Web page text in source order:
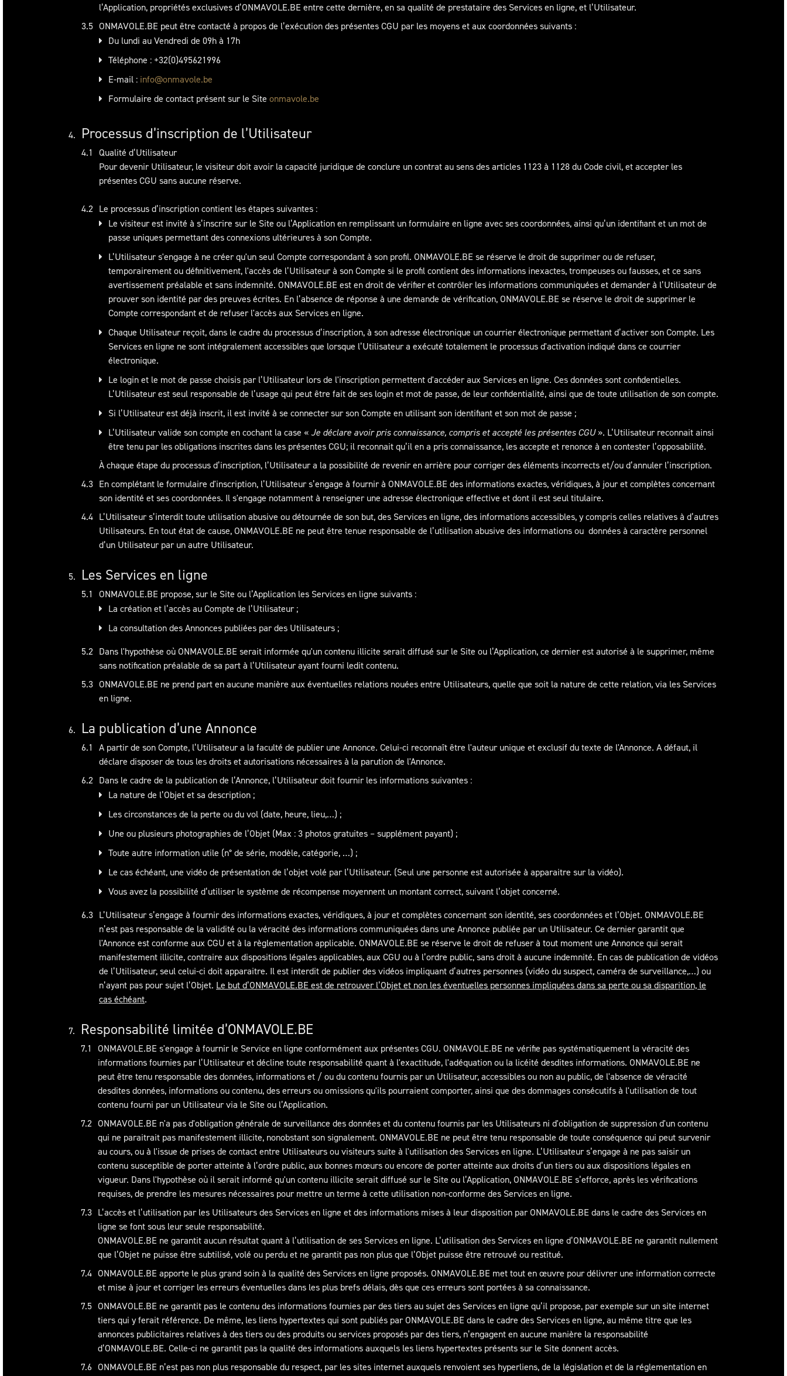
l’Application, propriétés exclusives d’ONMAVOLE.BE entre cette dernière, en sa qualité de prestataire des Services en ligne, et l’Utilisateur.
ONMAVOLE.BE peut être contacté à propos de l’exécution des présentes CGU par les moyens et aux coordonnées suivants :
Du lundi au Vendredi de 09h à 17h
Téléphone : +32(0)495621996
E-mail : info@onmavole.be
Formulaire de contact présent sur le Site onmavole.be
Processus d’inscription de l’Utilisateur
Qualité d’Utilisateur
Pour devenir Utilisateur, le visiteur doit avoir la capacité juridique de conclure un contrat au sens des articles 1123 à 1128 du Code civil, et accepter les
présentes CGU sans aucune réserve.
Le processus d’inscription contient les étapes suivantes :
Le visiteur est invité à s’inscrire sur le Site ou l’Application en remplissant un formulaire en ligne avec ses coordonnées, ainsi qu’un identifiant et un mot de
passe uniques permettant des connexions ultérieures à son Compte.
L’Utilisateur s'engage à ne créer qu'un seul Compte correspondant à son profil. ONMAVOLE.BE se réserve le droit de supprimer ou de refuser,
temporairement ou définitivement, l'accès de l’Utilisateur à son Compte si le profil contient des informations inexactes, trompeuses ou fausses, et ce sans
avertissement préalable et sans indemnité. ONMAVOLE.BE est en droit de vérifier et contrôler les informations communiquées et demander à l’Utilisateur de
prouver son identité par des preuves écrites. En l’absence de réponse à une demande de vérification, ONMAVOLE.BE se réserve le droit de supprimer le
Compte correspondant et de refuser l'accès aux Services en ligne.
Chaque Utilisateur reçoit, dans le cadre du processus d’inscription, à son adresse électronique un courrier électronique permettant d’activer son Compte. Les
Services en ligne ne sont intégralement accessibles que lorsque l’Utilisateur a exécuté totalement le processus d'activation indiqué dans ce courrier
électronique.
Le login et le mot de passe choisis par l’Utilisateur lors de l'inscription permettent d'accéder aux Services en ligne. Ces données sont confidentielles.
L’Utilisateur est seul responsable de l’usage qui peut être fait de ses login et mot de passe, de leur confidentialité, ainsi que de toute utilisation de son compte.
Si l’Utilisateur est déjà inscrit, il est invité à se connecter sur son Compte en utilisant son identifiant et son mot de passe ;
L’Utilisateur valide son compte en cochant la case «Je déclare avoir pris connaissance, compris et accepté les présentes CGU». L’Utilisateur reconnait ainsi
être tenu par les obligations inscrites dans les présentes CGU; il reconnait qu’il en a pris connaissance, les accepte et renonce à en contester l’opposabilité.
À chaque étape du processus d’inscription, l’Utilisateur a la possibilité de revenir en arrière pour corriger des éléments incorrects et/ou d’annuler l’inscription.
En complétant le formulaire d'inscription, l’Utilisateur s’engage à fournir à ONMAVOLE.BE des informations exactes, véridiques, à jour et complètes concernant
son identité et ses coordonnées. Il s'engage notamment à renseigner une adresse électronique effective et dont il est seul titulaire.
L’Utilisateur s’interdit toute utilisation abusive ou détournée de son but, des Services en ligne, des informations accessibles, y compris celles relatives à d’autres
Utilisateurs. En tout état de cause, ONMAVOLE.BE ne peut être tenue responsable de l’utilisation abusive des informations ou données à caractère personnel
d’un Utilisateur par un autre Utilisateur.
Les Services en ligne
ONMAVOLE.BE propose, sur le Site ou l’Application les Services en ligne suivants :
La création et l’accès au Compte de l’Utilisateur ;
La consultation des Annonces publiées par des Utilisateurs ;
Dans l'hypothèse où ONMAVOLE.BE serait informée qu'un contenu illicite serait diffusé sur le Site ou l’Application, ce dernier est autorisé à le supprimer, même
sans notification préalable de sa part à l’Utilisateur ayant fourni ledit contenu.
ONMAVOLE.BE ne prend part en aucune manière aux éventuelles relations nouées entre Utilisateurs, quelle que soit la nature de cette relation, via les Services
en ligne.
La publication d’une Annonce
A partir de son Compte, l’Utilisateur a la faculté de publier une Annonce. Celui-ci reconnaît être l'auteur unique et exclusif du texte de l'Annonce. A défaut, il
déclare disposer de tous les droits et autorisations nécessaires à la parution de l'Annonce.
Dans le cadre de la publication de l’Annonce, l’Utilisateur doit fournir les informations suivantes :
La nature de l’Objet et sa description ;
Les circonstances de la perte ou du vol (date, heure, lieu,…) ;
Une ou plusieurs photographies de l’Objet (Max : 3 photos gratuites – supplément payant) ;
Toute autre information utile (n° de série, modèle, catégorie, …) ;
Le cas échéant, une vidéo de présentation de l’objet volé par l’Utilisateur. (Seul une personne est autorisée à apparaitre sur la vidéo).
Vous avez la possibilité d’utiliser le système de récompense moyennent un montant correct, suivant l’objet concerné.
L’Utilisateur s’engage à fournir des informations exactes, véridiques, à jour et complètes concernant son identité, ses coordonnées et l’Objet. ONMAVOLE.BE
n’est pas responsable de la validité ou la véracité des informations communiquées dans une Annonce publiée par un Utilisateur. Ce dernier garantit que
l'Annonce est conforme aux CGU et à la règlementation applicable. ONMAVOLE.BE se réserve le droit de refuser à tout moment une Annonce qui serait
manifestement illicite, contraire aux dispositions légales applicables, aux CGU ou à l’ordre public, sans droit à aucune indemnité. En cas de publication de vidéos
de l’Utilisateur, seul celui-ci doit apparaitre. Il est interdit de publier des vidéos impliquant d’autres personnes (vidéo du suspect, caméra de surveillance,…) ou
n’ayant pas pour sujet l’Objet. Le but d’ONMAVOLE.BE est de retrouver l’Objet et non les éventuelles personnes impliquées dans sa perte ou sa disparition, le
cas échéant.
Responsabilité limitée d’ONMAVOLE.BE
ONMAVOLE.BE s'engage à fournir le Service en ligne conformément aux présentes CGU. ONMAVOLE.BE ne vérifie pas systématiquement la véracité des
informations fournies par l’Utilisateur et décline toute responsabilité quant à l'exactitude, l'adéquation ou la licéité desdites informations. ONMAVOLE.BE ne
peut être tenu responsable des données, informations et / ou du contenu fournis par un Utilisateur, accessibles ou non au public, de l'absence de véracité
desdites données, informations ou contenu, des erreurs ou omissions qu'ils pourraient comporter, ainsi que des dommages consécutifs à l'utilisation de tout
contenu fourni par un Utilisateur via le Site ou l’Application.
ONMAVOLE.BE n'a pas d'obligation générale de surveillance des données et du contenu fournis par les Utilisateurs ni d'obligation de suppression d'un contenu
qui ne paraitrait pas manifestement illicite, nonobstant son signalement. ONMAVOLE.BE ne peut être tenu responsable de toute conséquence qui peut survenir
au cours, ou à l'issue de prises de contact entre Utilisateurs ou visiteurs suite à l'utilisation des Services en ligne. L’Utilisateur s’engage à ne pas saisir un
contenu susceptible de porter atteinte à l’ordre public, aux bonnes mœurs ou encore de porter atteinte aux droits d’un tiers ou aux dispositions légales en
vigueur. Dans l'hypothèse où il serait informé qu'un contenu illicite serait diffusé sur le Site ou l’Application, ONMAVOLE.BE s’efforce, après les vérifications
requises, de prendre les mesures nécessaires pour mettre un terme à cette utilisation non-conforme des Services en ligne.
L’accès et l’utilisation par les Utilisateurs des Services en ligne et des informations mises à leur disposition par ONMAVOLE.BE dans le cadre des Services en
ligne se font sous leur seule responsabilité.
ONMAVOLE.BE ne garantit aucun résultat quant à l’utilisation de ses Services en ligne. L’utilisation des Services en ligne d’ONMAVOLE.BE ne garantit nullement
que l’Objet ne puisse être subtilisé, volé ou perdu et ne garantit pas non plus que l’Objet puisse être retrouvé ou restitué.
ONMAVOLE.BE apporte le plus grand soin à la qualité des Services en ligne proposés. ONMAVOLE.BE met tout en œuvre pour délivrer une information correcte
et mise à jour et corriger les erreurs éventuelles dans les plus brefs délais, dès que ces erreurs sont portées à sa connaissance.
ONMAVOLE.BE ne garantit pas le contenu des informations fournies par des tiers au sujet des Services en ligne qu’il propose, par exemple sur un site internet
tiers qui y ferait référence. De même, les liens hypertextes qui sont publiés par ONMAVOLE.BE dans le cadre des Services en ligne, au même titre que les
annonces publicitaires relatives à des tiers ou des produits ou services proposés par des tiers, n’engagent en aucune manière la responsabilité
d’ONMAVOLE.BE. Celle-ci ne garantit pas la qualité des informations auxquels les liens hypertextes présents sur le Site donnent accès.
ONMAVOLE.BE n’est pas non plus responsable du respect, par les sites internet auxquels renvoient ses hyperliens, de la législation et de la réglementation en